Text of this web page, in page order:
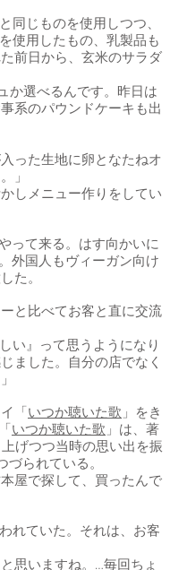
同じものを使用しつつ、
使用したもの、乳製品も
前日から、玄米のサラダ
か選べるんです。昨日は
系のパウンドケーキも出
った生地に卵となたねオ
」
しメニュー作りをしてい
って来る。はす向かいに
外国人もヴィーガン向け
た。
と比べてお客と直に交流
い』って思うようになり
ました。自分の店でなく
「 いつか聴いた歌」をき
いつか聴いた歌」は、著
げつつ当時の思い出を振
づられている。
屋で探して、買ったんで
れていた。それは、お客
思いますね。…毎回ちょ